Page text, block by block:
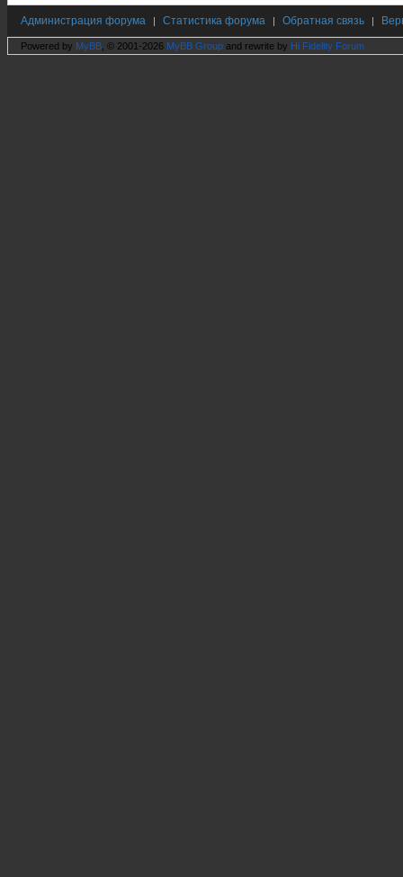
Администрация форума | Статистика форума | Обратная связь |
Powered by MyBB , © 2001-2026 MyBB Group and rewrite by Hi Fidelity Forum